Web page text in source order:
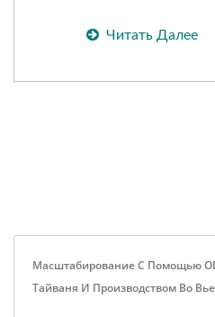
Читать Далее
Масштабирование С Помощью
Тайваня И Производством Во